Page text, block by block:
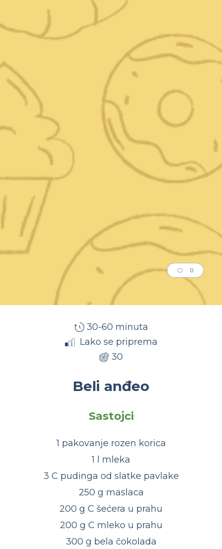
0
30-60 minuta
Lako se priprema
30
Beli anđeo
Sastojci
1 pakovanje rozen korica
1 l mleka
3 C pudinga od slatke pavlake
250 g maslaca
200 g C šećera u prahu
200 g C mleko u prahu
300 g bela čokolada